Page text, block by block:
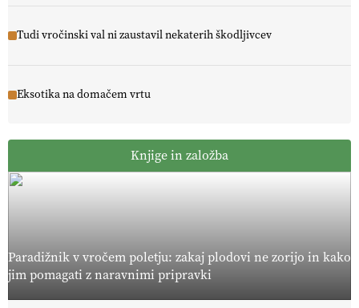
Tudi vročinski val ni zaustavil nekaterih škodljivcev
Eksotika na domačem vrtu
Knjige in založba
Paradižnik v vročem poletju: zakaj plodovi ne zorijo in kako
jim pomagati z naravnimi pripravki